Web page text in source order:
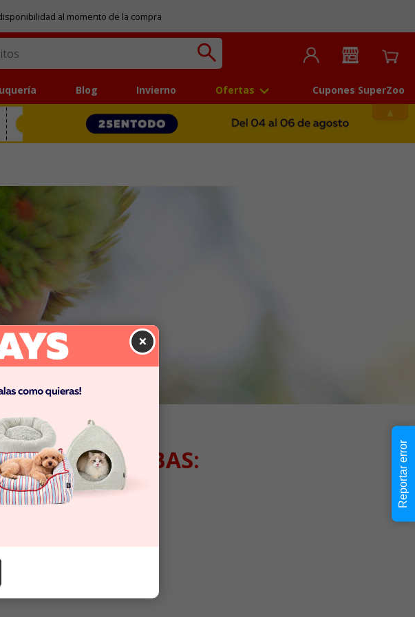
al momento de la compra
Blog Invierno Ofertas Cupones SuperZoo
×
QUE BUSCABAS:
específicas
nuevo
Reportar error